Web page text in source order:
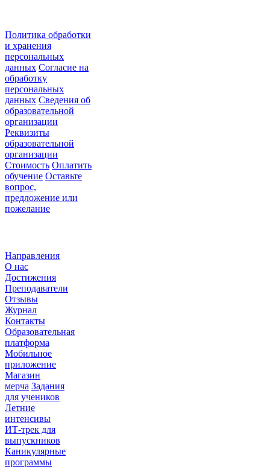
Политика обработки
и хранения
персональных
данных Согласие на
обработку
персональных
данных Сведения об
образовательной
организации
Реквизиты
образовательной
организации
Стоимость Оплатить
обучение Оставьте
вопрос,
предложение или
пожелание
Направления
О нас
Достижения
Преподаватели
Отзывы
Журнал
Контакты
Образовательная
платформа
Мобильное
приложение
Магазин
мерча Задания
для учеников
Летние
интенсивы
ИТ-трек для
выпускников
Каникулярные
программы